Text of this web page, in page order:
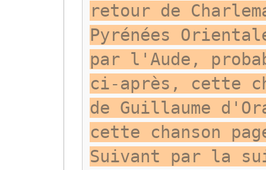
retour de
Pyrénées
par l'Aude,
ci-après, cette
de Guillaume
cette chanson
Suivant par la